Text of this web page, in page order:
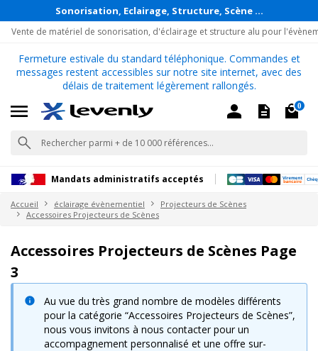
Sonorisation, Eclairage, Structure, Scène ...
Vente de matériel de sonorisation, d'éclairage et structure alu pour
Fermeture estivale du standard téléphonique. Commandes et
messages restent accessibles sur notre site internet, avec des
délais de traitement légèrement rallongés.
0
Mandats administratifs acceptés
Accueil éclairage évènementiel
Projecteurs de Scènes
Accessoires Projecteurs de Scènes
Accessoires Projecteurs de Scènes Page
3
Au vue du très grand nombre de modèles différents
pour la catégorie “Accessoires Projecteurs de Scènes”,
nous vous invitons à nous contacter pour un
accompagnement personnalisé et une offre sur-